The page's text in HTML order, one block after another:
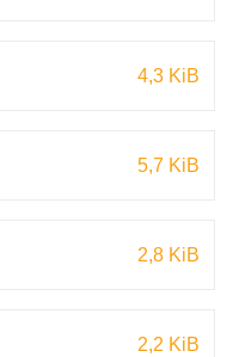
4,3 KiB
5,7 KiB
2,8 KiB
2,2 KiB